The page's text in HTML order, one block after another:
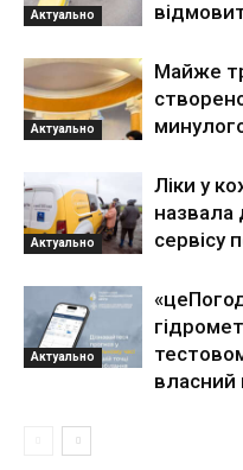
Актуально
Актуально
Майже
Актуально
Ліки у
назвала
сервісу
Актуально
власний